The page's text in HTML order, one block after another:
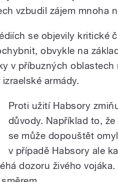
vzbudil zájem mnoha
se objevily kritické
obvykle na
v příbuzných oblastech
armády.
Proti užití Habsory
důvody. Například to,
se může dopouštět
v případě Habsory ale
dozoru živého